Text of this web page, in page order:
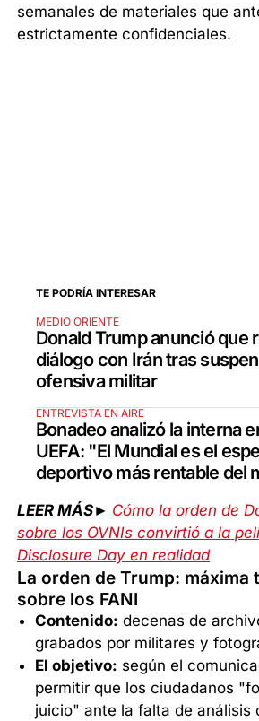
semanales de materiales que
estrictamente confidenciales.
TE PODRÍA INTERESAR
MEDIO ORIENTE
Donald Trump anunció que
diálogo con Irán tras
ofensiva militar
ENTREVISTA EN AIRE
Bonadeo analizó la interna
UEFA: "El Mundial es el
deportivo más rentable del
LEER MÁS► Cómo la orden de
sobre los OVNIs convirtió a la
Disclosure Day en realidad
La orden de Trump: máxima
sobre los FANI
Contenido: decenas de
grabados por militares y
El objetivo: según el
permitir que los ciudadanos
juicio" ante la falta de análisis